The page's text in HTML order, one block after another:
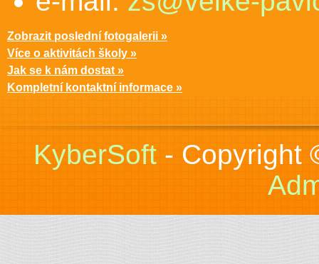
Zobrazit poslední fotogalerii »
Více o aktivitách školy »
Jak se k nám dostat »
Kompletní kontaktní informace »
KyberSoft- Copyright